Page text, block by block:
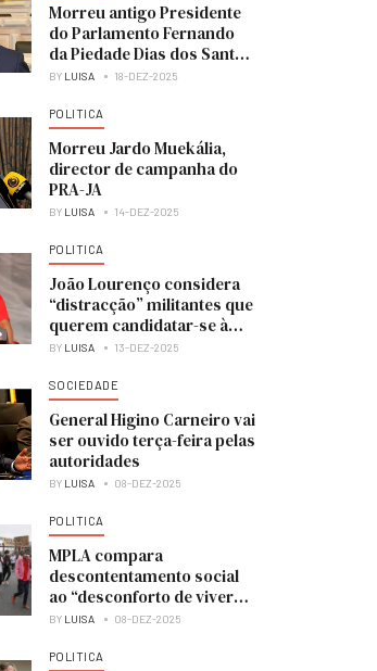
Morreu antigo Presidente
do Parlamento Fernando
da Piedade Dias dos Santos
“Nandó”
BY LUISA 18-DEZ-2025
POLITICA
Morreu Jardo Muekália,
director de campanha do
PRA-JA
BY LUISA 14-DEZ-2025
POLITICA
João Lourenço considera
“distracção” militantes que
querem candidatar-se à
liderança do MPLA
BY LUISA 13-DEZ-2025
SOCIEDADE
General Higino Carneiro vai
ser ouvido terça-feira pelas
autoridades
BY LUISA 08-DEZ-2025
POLITICA
MPLA compara
descontentamento social
ao “desconforto de viver
numa casa em obras”
BY LUISA 08-DEZ-2025
POLITICA